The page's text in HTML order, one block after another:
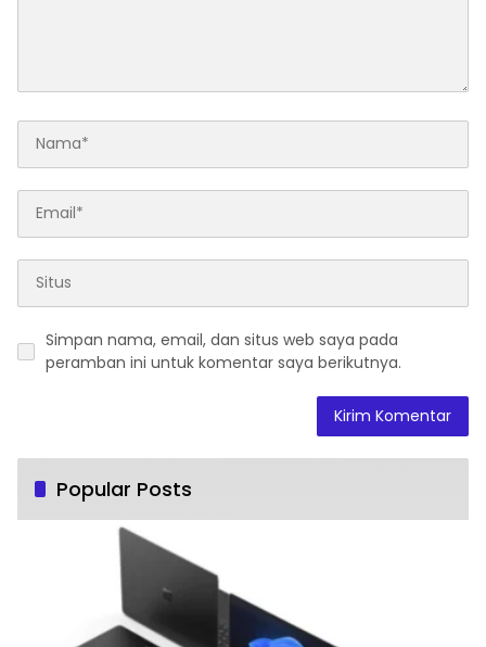
Simpan nama, email, dan situs web saya pada
peramban ini untuk komentar saya berikutnya.
Popular Posts